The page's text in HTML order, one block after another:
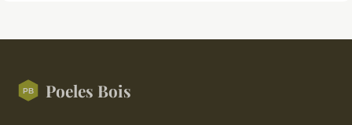
Poeles Bois